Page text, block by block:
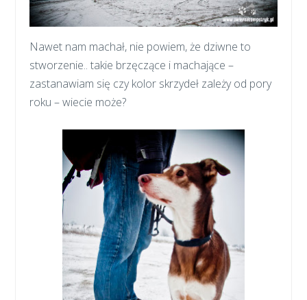
Nawet nam machał, nie powiem, że dziwne to
stworzenie.. takie brzęczące i machające –
zastanawiam się czy kolor skrzydeł zależy od pory
roku – wiecie może?